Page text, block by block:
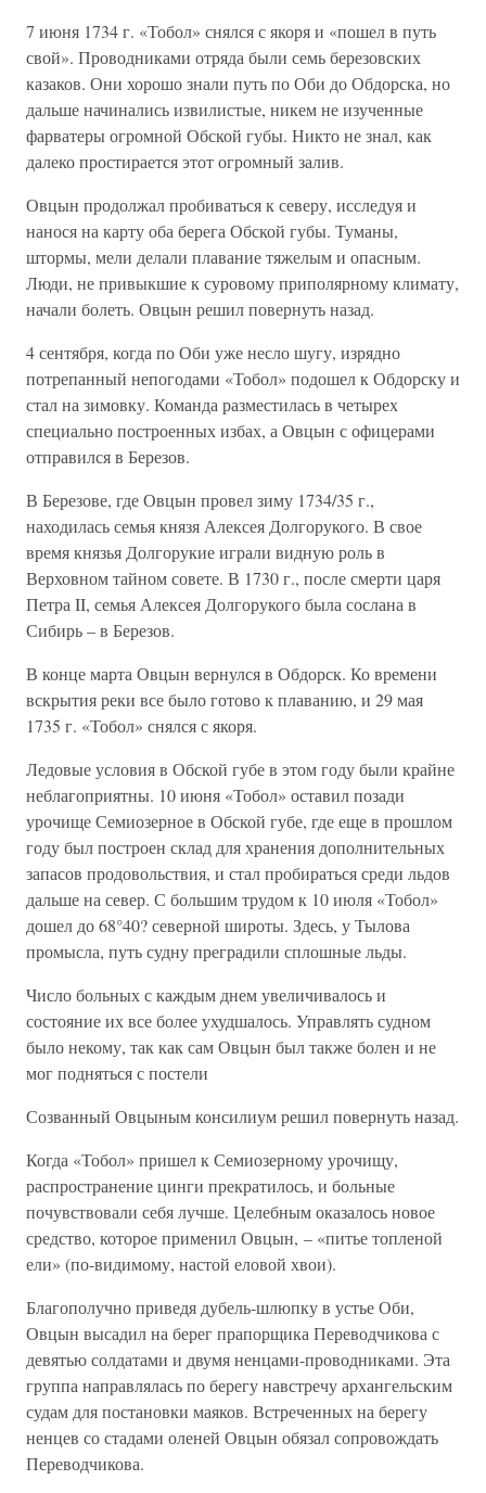
7 июня 1734 г. «Тобол» снялся с якоря и «пошел в путь
свой». Проводниками отряда были семь березовских
казаков. Они хорошо знали путь по Оби до Обдорска, но
дальше начинались извилистые, никем не изученные
фарватеры огромной Обской губы. Никто не знал, как
далеко простирается этот огромный залив.
Овцын продолжал пробиваться к северу, исследуя и
нанося на карту оба берега Обской губы. Туманы,
штормы, мели делали плавание тяжелым и опасным.
Люди, не привыкшие к суровому приполярному климату,
начали болеть. Овцын решил повернуть назад.
4 сентября, когда по Оби уже несло шугу, изрядно
потрепанный непогодами «Тобол» подошел к Обдорску и
стал на зимовку. Команда разместилась в четырех
специально построенных избах, а Овцын с офицерами
отправился в Березов.
В Березове, где Овцын провел зиму 1734/35 г.,
находилась семья князя Алексея Долгорукого. В свое
время князья Долгорукие играли видную роль в
Верховном тайном совете. В 1730 г., после смерти царя
Петра II, семья Алексея Долгорукого была сослана в
Сибирь – в Березов.
В конце марта Овцын вернулся в Обдорск. Ко времени
вскрытия реки все было готово к плаванию, и 29 мая
1735 г. «Тобол» снялся с якоря.
Ледовые условия в Обской губе в этом году были крайне
неблагоприятны. 10 июня «Тобол» оставил позади
урочище Семиозерное в Обской губе, где еще в прошлом
году был построен склад для хранения дополнительных
запасов продовольствия, и стал пробираться среди льдов
дальше на север. С большим трудом к 10 июля «Тобол»
дошел до 68°40? северной широты. Здесь, у Тылова
промысла, путь судну преградили сплошные льды.
Число больных с каждым днем увеличивалось и
состояние их все более ухудшалось. Управлять судном
было некому, так как сам Овцын был также болен и не
мог подняться с постели
Созванный Овцыным консилиум решил повернуть назад.
Когда «Тобол» пришел к Семиозерному урочищу,
распространение цинги прекратилось, и больные
почувствовали себя лучше. Целебным оказалось новое
средство, которое применил Овцын, – «питье топленой
ели» (по-видимому, настой еловой хвои).
Благополучно приведя дубель-шлюпку в устье Оби,
Овцын высадил на берег прапорщика Переводчикова с
девятью солдатами и двумя ненцами-проводниками. Эта
группа направлялась по берегу навстречу архангельским
судам для постановки маяков. Встреченных на берегу
ненцев со стадами оленей Овцын обязал сопровождать
Переводчикова.